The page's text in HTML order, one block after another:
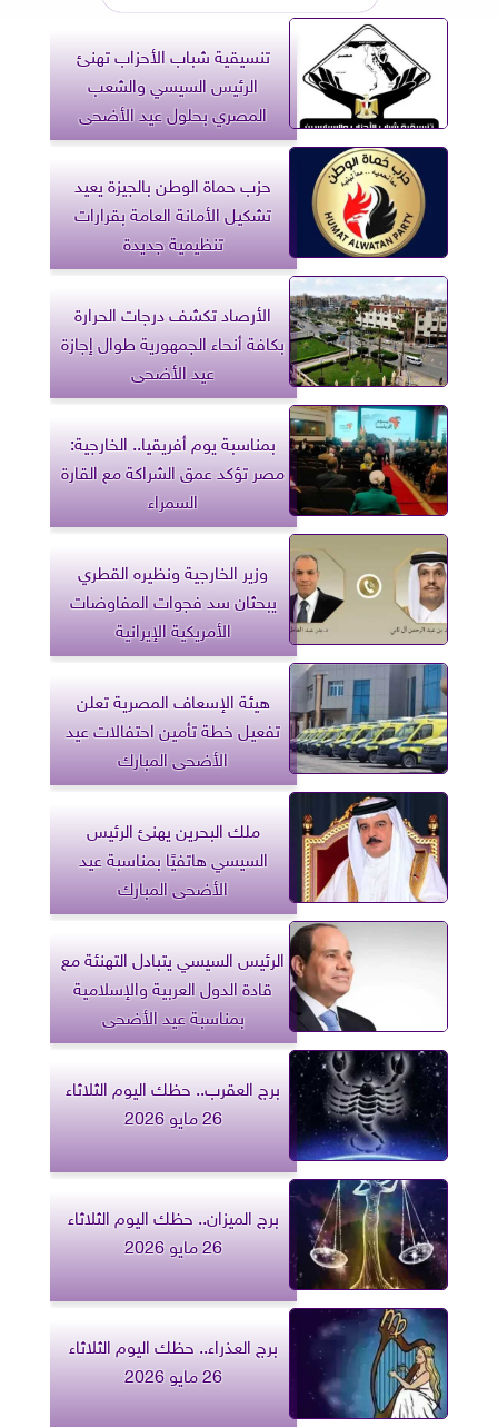
تنسيقية شباب الأحزاب تهنئ
الرئيس السيسي والشعب
المصري بحلول عيد الأضحى
حزب حماة الوطن بالجيزة يعيد
تشكيل الأمانة العامة بقرارات
تنظيمية جديدة
الأرصاد تكشف درجات الحرارة
بكافة أنحاء الجمهورية طوال إجازة
عيد الأضحى
بمناسبة يوم أفريقيا.. الخارجية:
مصر تؤكد عمق الشراكة مع القارة
السمراء
وزير الخارجية ونظيره القطري
يبحثان سد فجوات المفاوضات
الأمريكية الإيرانية
هيئة الإسعاف المصرية تعلن
تفعيل خطة تأمين احتفالات عيد
الأضحى المبارك
ملك البحرين يهنئ الرئيس
السيسي هاتفيًا بمناسبة عيد
الأضحى المبارك
الرئيس السيسي يتبادل التهنئة مع
قادة الدول العربية والإسلامية
بمناسبة عيد الأضحى
برج العقرب.. حظك اليوم الثلاثاء
26 مايو 2026
برج الميزان.. حظك اليوم الثلاثاء
26 مايو 2026
برج العذراء.. حظك اليوم الثلاثاء
26 مايو 2026